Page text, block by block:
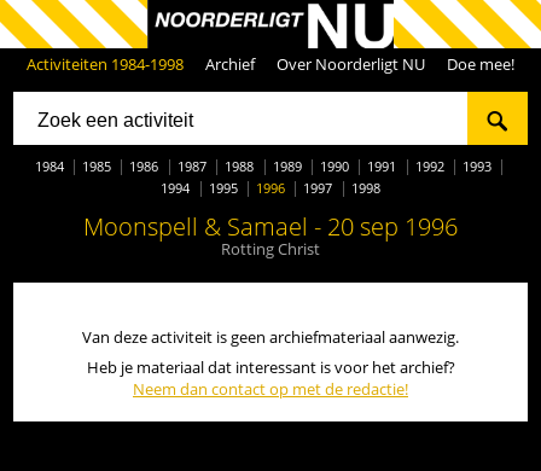
Activiteiten 1984-1998 Archief Over Noorderligt NU Doe mee!
1984 1985 1986 1987 1988 1989 1990 1991 1992
1993
1994
1995 1996 1997 1998
Moonspell & Samael - 20 sep 1996
Rotting Christ
Van deze activiteit is geen archiefmateriaal aanwezig.
Heb je materiaal dat interessant is voor het archief?
Neem dan contact op met de redactie!